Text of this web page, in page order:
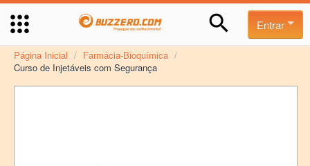
Entrar
Página Inicial / Farmácia-Bioquímica /
Curso de Injetáveis com Segurança